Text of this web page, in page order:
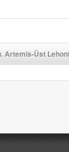
Artemis-Üst